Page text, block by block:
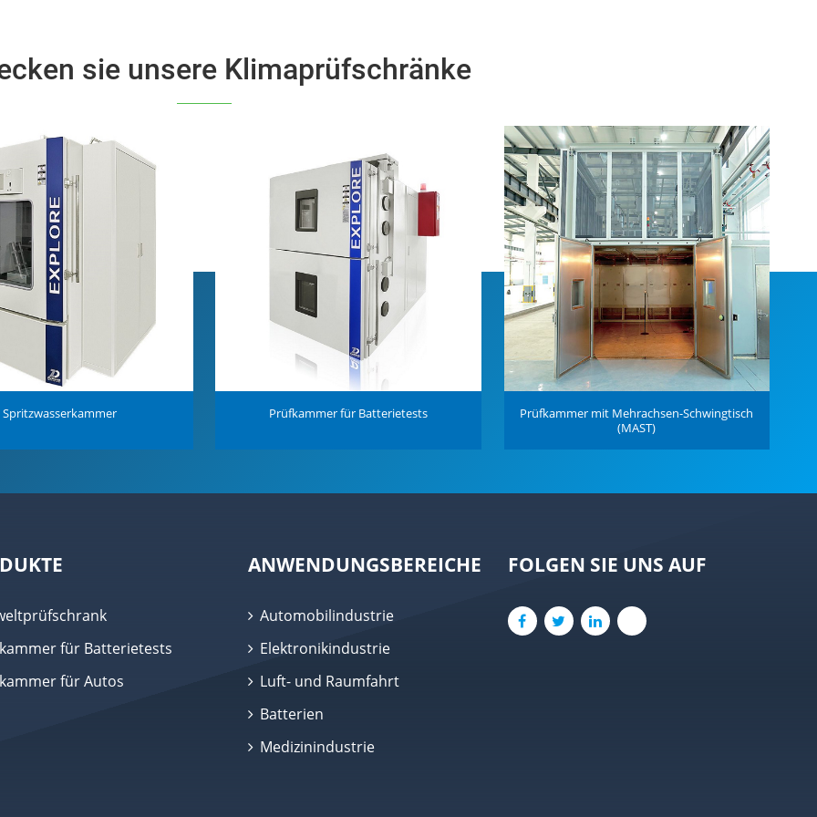
sie unsere Klimaprüfschränke
Spritzwasserkammer Prüfkammer für Batterietests
Prüfkammer mit Mehrachsen-Schwingtisch
(MAST)
für Batterietests
für Autos
ANWENDUNGSBEREICHE
Automobilindustrie
Elektronikindustrie
Luft- und Raumfahrt
Batterien
Medizinindustrie
FOLGEN SIE UNS AUF